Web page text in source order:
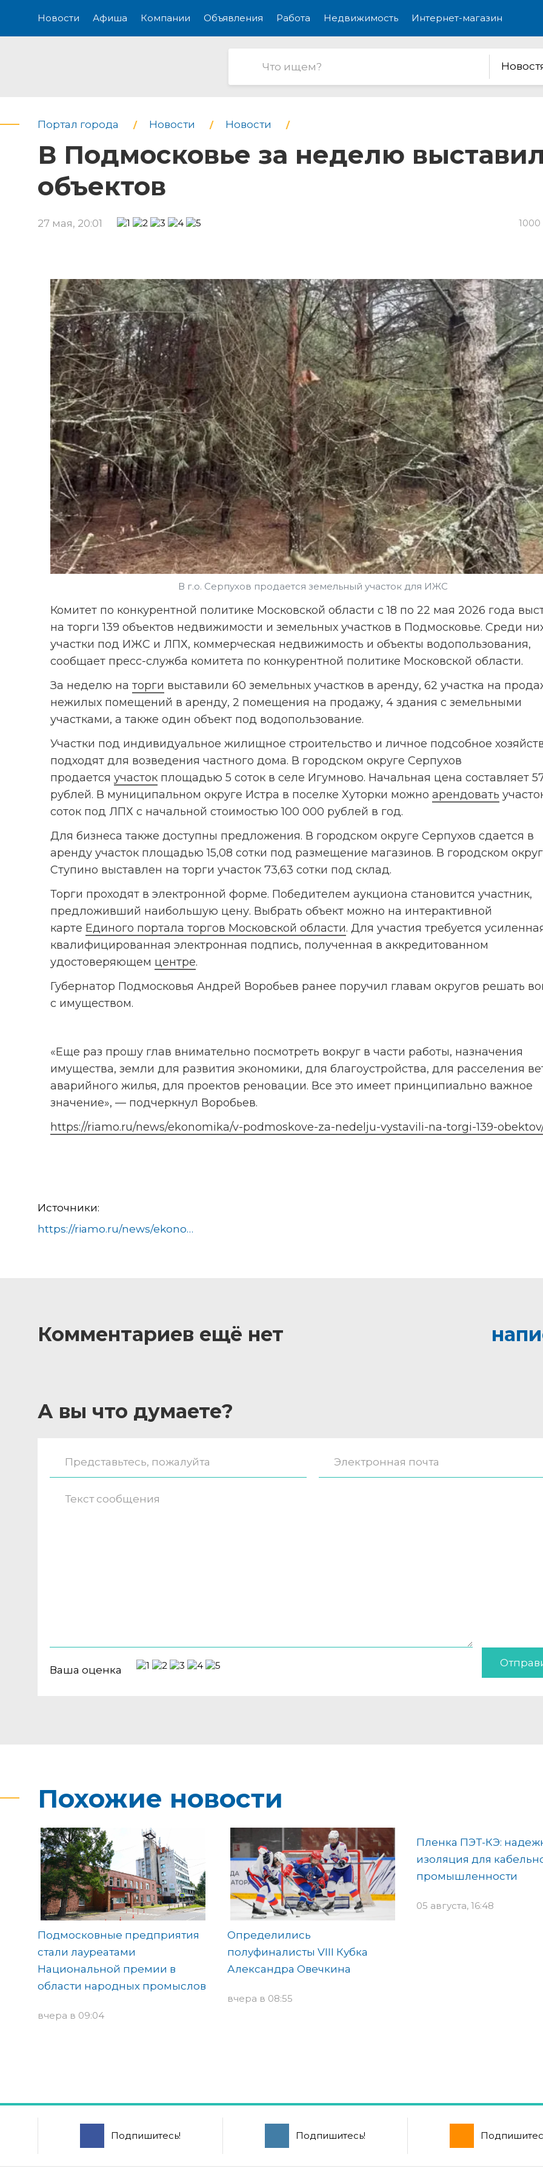
Новости Афиша Компании Объявления Работа Недвижимость Интернет-магазин
Портал города Новости Новости
В Подмосковье за неделю
объектов
27 мая, 20:01 1000
В г.о. Серпухов продается земельный участок для ИЖС
Комитет по конкурентной политике Московской области с 18 по 22 мая 2026 года
на торги 139 объектов недвижимости и земельных участков в Подмосковье. Среди
участки под ИЖС и ЛПХ, коммерческая недвижимость и объекты водопользования,
сообщает пресс-служба комитета по конкурентной политике Московской области.
За неделю на торги выставили 60 земельных участков в аренду, 62 участка на
нежилых помещений в аренду, 2 помещения на продажу, 4 здания с земельными
участками, а также один объект под водопользование.
Участки под индивидуальное жилищное строительство и личное подсобное
подходят для возведения частного дома. В городском округе Серпухов
продается участок площадью 5 соток в селе Игумново. Начальная цена составляет
рублей. В муниципальном округе Истра в поселке Хуторки можно арендовать
соток под ЛПХ с начальной стоимостью 100 000 рублей в год.
Для бизнеса также доступны предложения. В городском округе Серпухов сдается в
аренду участок площадью 15,08 сотки под размещение магазинов. В городском
Ступино выставлен на торги участок 73,63 сотки под склад.
Торги проходят в электронной форме. Победителем аукциона становится участник,
предложивший наибольшую цену. Выбрать объект можно на интерактивной
карте Единого портала торгов Московской области. Для участия требуется
квалифицированная электронная подпись, полученная в аккредитованном
удостоверяющем центре.
Губернатор Подмосковья Андрей Воробьев ранее поручил главам округов решать
с имуществом.
«Еще раз прошу глав внимательно посмотреть вокруг в части работы, назначения
имущества, земли для развития экономики, для благоустройства, для расселения
аварийного жилья, для проектов реновации. Все это имеет принципиально важное
значение», — подчеркнул Воробьев.
https://riamo.ru/news/ekonomika/v-podmoskove-za-nedelju-vystavili-na-torgi-139-
Источники:
https://riamo.ru/news/ekonomika/v-podmoskove-za-nedelju-vystavili-na-torgi-139-obektov/
Комментариев ещё нет
А вы что думаете?
Ваша оценка
Похожие новости
Подмосковные предприятия
стали лауреатами
Национальной премии в
области народных промыслов
вчера в 09:04
Определились
полуфиналисты VIII Кубка
Александра Овечкина
вчера в 08:55
Пленка ПЭТ-КЭ:
изоляция для
промышленности
05 августа, 16:48
Подпишитесь! Подпишитесь!